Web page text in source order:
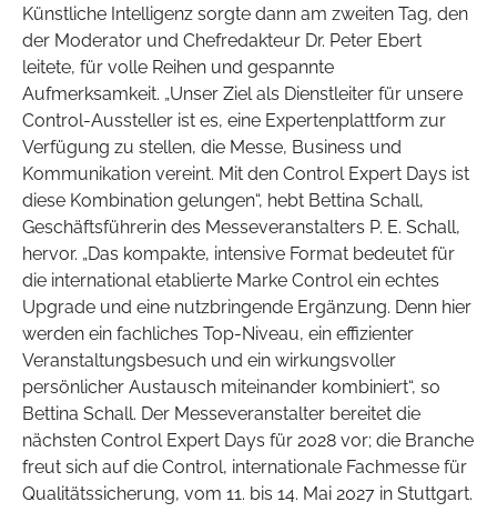
Künstliche Intelligenz sorgte dann am zweiten Tag, den
der Moderator und Chefredakteur Dr. Peter Ebert
leitete, für volle Reihen und gespannte
Aufmerksamkeit. „Unser Ziel als Dienstleiter für unsere
Control-Aussteller ist es, eine Expertenplattform zur
Verfügung zu stellen, die Messe, Business und
Kommunikation vereint. Mit den Control Expert Days ist
diese Kombination gelungen“, hebt Bettina Schall,
Geschäftsführerin des Messeveranstalters P. E. Schall,
hervor. „Das kompakte, intensive Format bedeutet für
die international etablierte Marke Control ein echtes
Upgrade und eine nutzbringende Ergänzung. Denn hier
werden ein fachliches Top-Niveau, ein effizienter
Veranstaltungsbesuch und ein wirkungsvoller
persönlicher Austausch miteinander kombiniert“, so
Bettina Schall. Der Messeveranstalter bereitet die
nächsten Control Expert Days für 2028 vor; die Branche
freut sich auf die Control, internationale Fachmesse für
Qualitätssicherung, vom 11. bis 14. Mai 2027 in Stuttgart.